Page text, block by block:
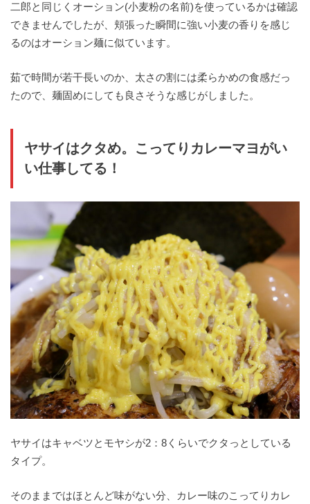
二郎と同じくオーション(小麦粉の名前)を使っているかは確認
できませんでしたが、頬張った瞬間に強い小麦の香りを感じ
るのはオーション麺に似ています。
茹で時間が若干長いのか、太さの割には柔らかめの食感だっ
たので、麺固めにしても良さそうな感じがしました。
ヤサイはクタめ。こってりカレーマヨがい
い仕事してる！
ヤサイはキャベツとモヤシが2：8くらいでクタっとしている
タイプ。
そのままではほとんど味がない分、カレー味のこってりカレ